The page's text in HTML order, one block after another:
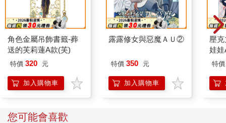
角色金屬吊飾書籤-葬
送的芙莉蓮A款(芙)
特價 320 元
加入購物車
露露修女與惡魔ＡＵ②
特價 350 元
加入購物車
壓
娃
特價
您可能會喜歡